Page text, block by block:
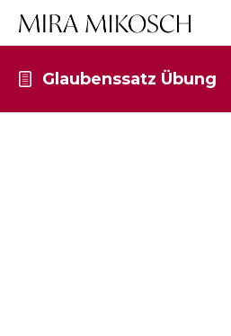
Glaubenssatz Übung